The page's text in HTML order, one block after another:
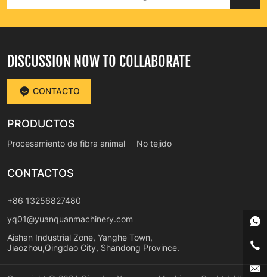
DISCUSSION NOW TO COLLABORATE
CONTACTO
PRODUCTOS
Procesamiento de fibra animal No tejido
CONTACTOS
+86 13256827480
yq01@yuanquanmachinery.com
Aishan Industrial Zone, Yanghe Town,
Jiaozhou,Qingdao City, Shandong Province.